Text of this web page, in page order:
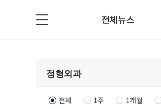
전체뉴스
전체 1주 1개월